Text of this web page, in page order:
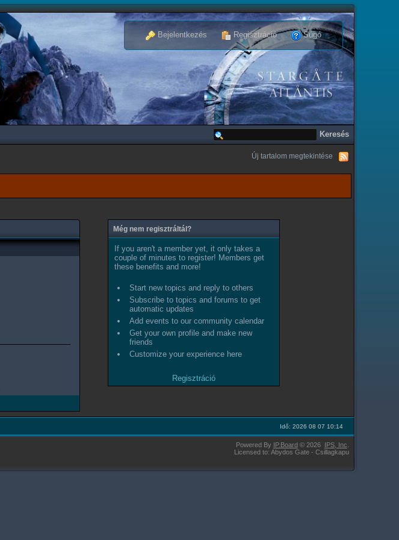
Bejelentkezés Regisztráció Súgó
Új tartalom megtekintése
Még nem regisztráltál?
If you aren't a member yet, it only takes a
couple of minutes to register! Members get
these benefits and more!
Start new topics and reply to others
Subscribe to topics and forums to get
automatic updates
Add events to our community calendar
Get your own profile and make new
friends
Customize your experience here
Regisztráció
Idő: 2026 08 07 10:14
Powered By IP.Board © 2026 IPS, Inc.
Licensed to: Abydos Gate - Csillagkapu